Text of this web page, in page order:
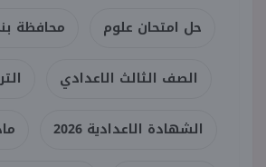
حل امتحان علوم محافظة
الصف الثالث الاعدادي
الشهادة الاعدادية 2026